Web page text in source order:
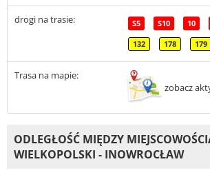
drogi na trasie: S5 S10 10
132 178 179
Trasa na mapie:
zobacz
ODLEGŁOŚĆ MIĘDZY
WIELKOPOLSKI - INOWROCŁAW